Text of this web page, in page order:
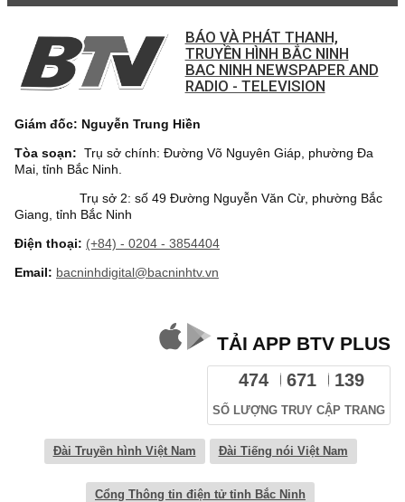
BÁO VÀ PHÁT THANH,
TRUYỀN HÌNH BẮC NINH
BAC NINH NEWSPAPER AND
RADIO - TELEVISION
Giám đốc: Nguyễn Trung Hiền
Tòa soạn: Trụ sở chính: Đường Võ Nguyên Giáp, phường Đa
Mai, tỉnh Bắc Ninh.
Trụ sở 2: số 49 Đường Nguyễn Văn Cừ, phường Bắc
Giang, tỉnh Bắc Ninh
Điện thoại: (+84) - 0204 - 3854404
Email: bacninhdigital@bacninhtv.vn
TẢI APP BTV PLUS
474 671 139
SỐ LƯỢNG TRUY CẬP TRANG
Đài Truyền hình Việt Nam Đài Tiếng nói Việt Nam
Cổng Thông tin điện tử tỉnh Bắc Ninh